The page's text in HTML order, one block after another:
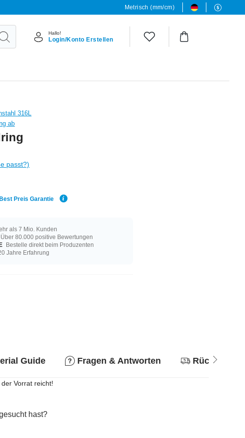
Metrisch (mm/cm)
Hallo!
Login/Konto Erstellen
316L
ab
passt?)
Preis Garantie
als 7 Mio. Kunden
Über 80.000 positive Bewertungen
Bestelle direkt beim Produzenten
Jahre Erfahrung
Guide Fragen & Antworten
Vorrat reicht!
hast?